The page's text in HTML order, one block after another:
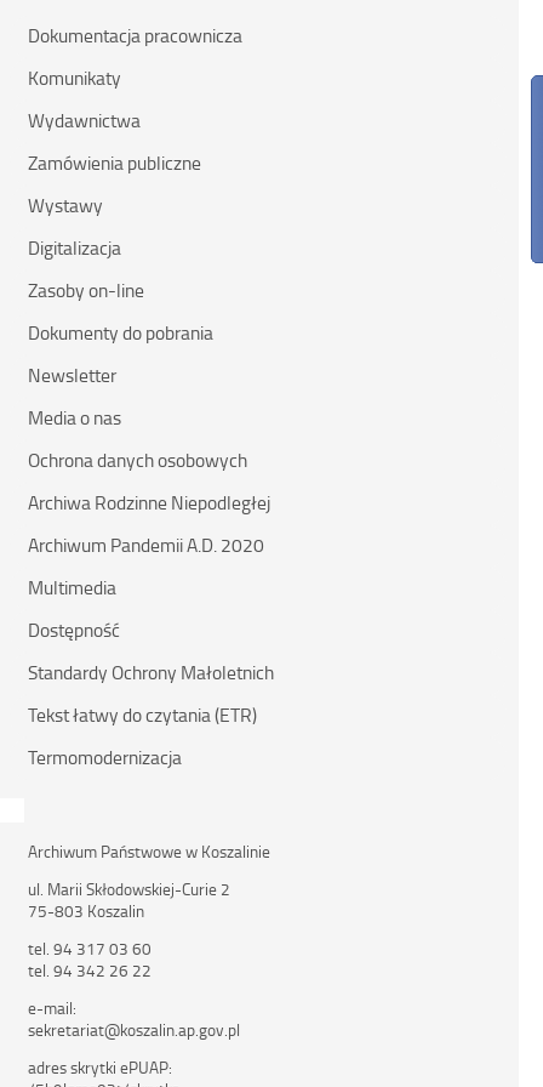
Dokumentacja pracownicza
Komunikaty
Wydawnictwa
Zamówienia publiczne
Wystawy
Digitalizacja
Zasoby on-line
Dokumenty do pobrania
Newsletter
Media o nas
Ochrona danych osobowych
Archiwa Rodzinne Niepodległej
Archiwum Pandemii A.D. 2020
Multimedia
Dostępność
Standardy Ochrony Małoletnich
Tekst łatwy do czytania (ETR)
Termomodernizacja
Archiwum Państwowe w Koszalinie
ul. Marii Skłodowskiej-Curie 2
75-803 Koszalin
tel. 94 317 03 60
tel. 94 342 26 22
e-mail:
sekretariat@koszalin.ap.gov.pl
adres skrytki ePUAP: